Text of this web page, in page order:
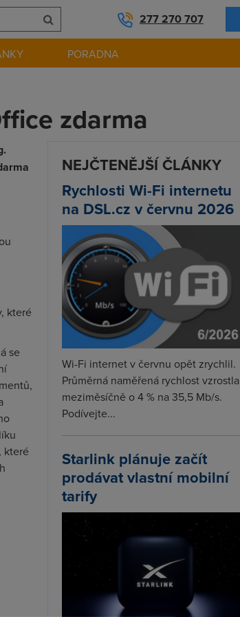
277 270 707
PORADNA
zdarma
které
se
které
NEJČTENĚJŠÍ ČLÁNKY
Rychlosti Wi-Fi internetu
na DSL.cz v červnu 2026
Wi-Fi internet v červnu opět zrychlil.
Průměrná naměřená rychlost vzrostla
meziměsíčně o 4 % na 35,5 Mb/s.
Podívejte...
Starlink plánuje začít
prodávat vlastní mobilní
tarify